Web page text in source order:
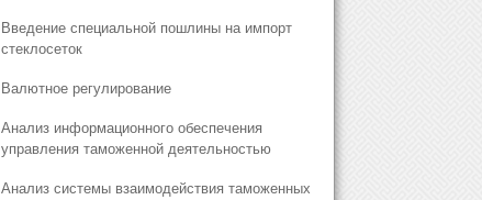
Введение специальной пошлины на импорт
стеклосеток
Валютное регулирование
Анализ информационного обеспечения
управления таможенной деятельностью
Анализ системы взаимодействия таможенных